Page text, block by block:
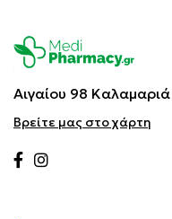
Αιγαίου 98 Καλαμαριά
Βρείτε μας στο χάρτη